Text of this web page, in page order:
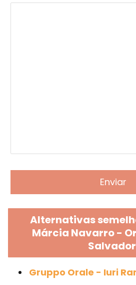
Alternativas
Márcia Navarro -
Salvador
Gruppo Orale - Iuri